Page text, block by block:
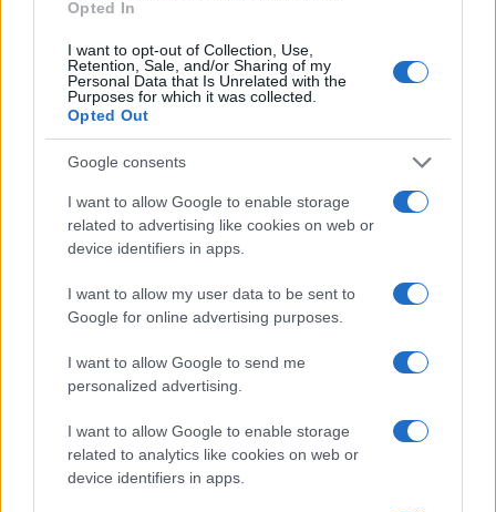
Opted In
I want to opt-out of Collection, Use,
Retention, Sale, and/or Sharing of my
Personal Data that Is Unrelated with the
Purposes for which it was collected.
Opted Out
Google consents
I want to allow Google to enable storage
related to advertising like cookies on web or
device identifiers in apps.
I want to allow my user data to be sent to
Google for online advertising purposes.
I want to allow Google to send me
personalized advertising.
I want to allow Google to enable storage
related to analytics like cookies on web or
device identifiers in apps.
MONEY NEWS
Come le tensioni in Medio Oriente e gli investimenti in
Francesca Spadaro · 24 Lug 2026